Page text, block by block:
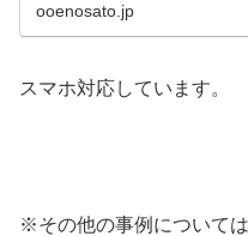
ooenosato.jp
スマホ対応しています。
※その他の事例について